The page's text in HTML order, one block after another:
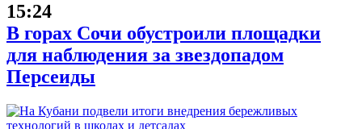
15:24
В горах Сочи обустроили площадки
для наблюдения за звездопадом
Персеиды